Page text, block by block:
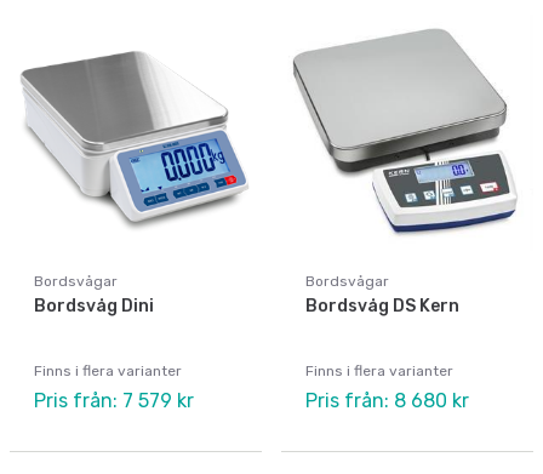
Bordsvågar
Bordsvåg Dini
Finns i flera varianter
Pris från: 7 579 kr
Bordsvågar
Bordsvåg DS Kern
Finns i flera varianter
Pris från: 8 680 kr